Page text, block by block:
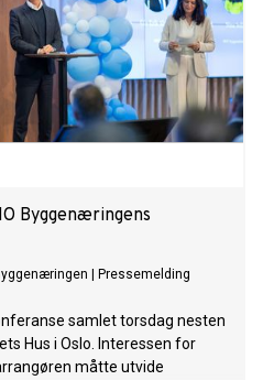
Byggenæringens
Pressemelding
samlet torsdag nesten
Hus i Oslo. Interessen for
måtte utvide